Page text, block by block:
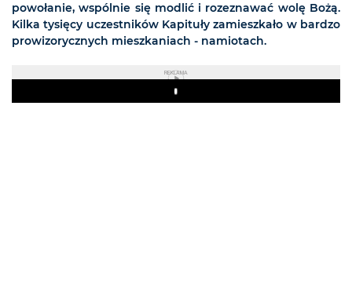
powołanie, wspólnie się modlić i rozeznawać wolę Bożą.
Kilka tysięcy uczestników Kapituły zamieszkało w bardzo
prowizorycznych mieszkaniach - namiotach.
REKLAMA
Play